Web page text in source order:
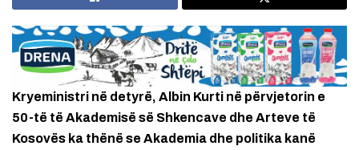
Kryeministri në detyrë, Albin Kurti në përvjetorin e
50-të të Akademisë së Shkencave dhe Arteve të
Kosovës ka thënë se Akademia dhe politika kanë